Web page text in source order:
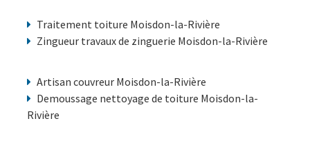
Traitement toiture Moisdon-la-Rivière
Zingueur travaux de zinguerie Moisdon-la-Rivière
Artisan couvreur Moisdon-la-Rivière
Demoussage nettoyage de toiture Moisdon-la-
Rivière